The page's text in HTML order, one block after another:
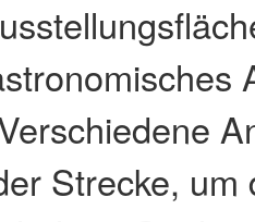
Strecke, um